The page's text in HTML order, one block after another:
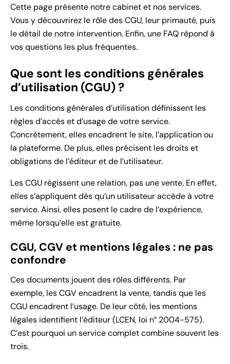
Cette page présente notre cabinet et nos services.
Vous y découvrirez le rôle des CGU, leur primauté, puis
le détail de notre intervention. Enfin, une FAQ répond à
vos questions les plus fréquentes.
Que sont les conditions générales
d’utilisation (CGU) ?
Les conditions générales d’utilisation définissent les
règles d’accès et d’usage de votre service.
Concrètement, elles encadrent le site, l’application ou
la plateforme. De plus, elles précisent les droits et
obligations de l’éditeur et de l’utilisateur.
Les CGU régissent une relation, pas une vente. En effet,
elles s’appliquent dès qu’un utilisateur accède à votre
service. Ainsi, elles posent le cadre de l’expérience,
même lorsqu’elle est gratuite.
CGU, CGV et mentions légales : ne pas
confondre
Ces documents jouent des rôles différents. Par
exemple, les CGV encadrent la vente, tandis que les
CGU encadrent l’usage. De leur côté, les mentions
légales identifient l’éditeur (LCEN, loi n° 2004-575).
C’est pourquoi un service complet combine souvent les
trois.